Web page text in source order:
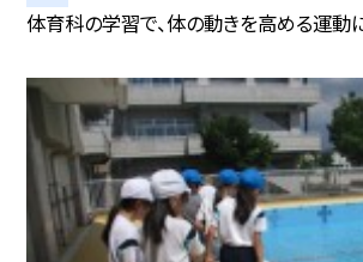
体育科の学習で、体の動きを高める運動